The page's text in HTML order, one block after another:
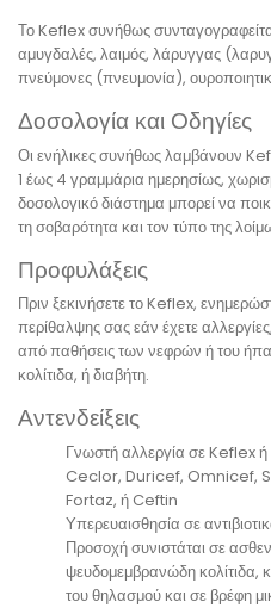
Το Keflex συνήθως
αμυγδαλές, λαιμός, λάρυγγας
πνεύμονες (πνευμονία),
Δοσολογία και Οδηγίες
Οι ενήλικες συνήθως λαμβάνουν
1 έως 4 γραμμάρια ημερησίως,
δοσολογικό διάστημα μπορεί να
τη σοβαρότητα και τον τύπο της
Προφυλάξεις
Πριν ξεκινήσετε το Keflex,
περίθαλψης σας εάν έχετε
από παθήσεις των νεφρών ή του
κολίτιδα, ή διαβήτη.
Αντενδείξεις
Γνωστή αλλεργία σε Keflex
Ceclor, Duricef, Omnicef,
Fortaz, ή Ceftin
Υπερευαισθησία σε
Προσοχή συνιστάται σε
ψευδομεμβρανώδη κολίτιδα,
του θηλασμού και σε βρέφη